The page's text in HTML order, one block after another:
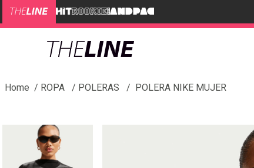
ROPA POLERAS POLERA NIKE MUJER